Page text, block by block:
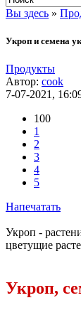
Вы здесь »
Укроп и семена
Продукты
Автор: cook
7-07-2021,
100
1
2
3
4
5
Напечатать
Укроп -
цветущие
Укроп,